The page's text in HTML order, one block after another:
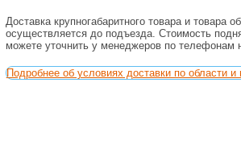
Доставка крупногабаритного товара и товара
осуществляется до подъезда. Стоимость
можете уточнить у менеджеров по телефонам
Подробнее об условиях доставки по области и